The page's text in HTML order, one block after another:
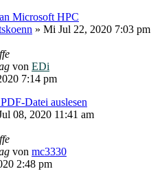
Microsoft HPC
» Mi Jul 22, 2020 7:03 pm
von EDi
7:14 pm
Datei auslesen
08, 2020 11:41 am
von mc3330
2:48 pm